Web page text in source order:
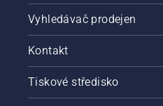
Vyhledávač prodejen
Kontakt
Tiskové středisko